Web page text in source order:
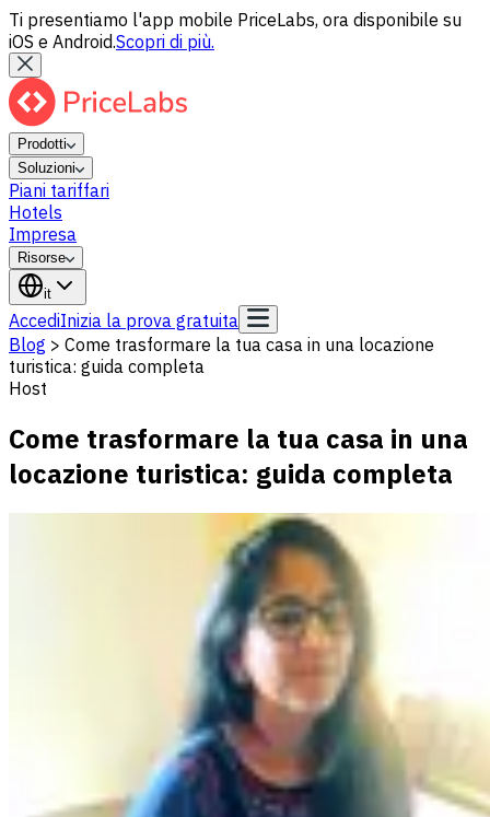
Ti presentiamo l'app mobile PriceLabs, ora disponibile su
iOS e Android.Scopri di più.
Prodotti
Soluzioni
Piani tariffari
Hotels
Impresa
Risorse
it
AccediInizia la prova gratuita
Blog > Come trasformare la tua casa in una locazione
turistica: guida completa
Host
Come trasformare la tua casa in una
locazione turistica: guida completa